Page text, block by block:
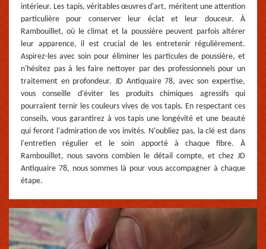
intérieur. Les tapis, véritables œuvres d'art, méritent une attention
particulière pour conserver leur éclat et leur douceur. À
Rambouillet, où le climat et la poussière peuvent parfois altérer
leur apparence, il est crucial de les entretenir régulièrement.
Aspirez-les avec soin pour éliminer les particules de poussière, et
n'hésitez pas à les faire nettoyer par des professionnels pour un
traitement en profondeur. JD Antiquaire 78, avec son expertise,
vous conseille d'éviter les produits chimiques agressifs qui
pourraient ternir les couleurs vives de vos tapis. En respectant ces
conseils, vous garantirez à vos tapis une longévité et une beauté
qui feront l'admiration de vos invités. N'oubliez pas, la clé est dans
l'entretien régulier et le soin apporté à chaque fibre. À
Rambouillet, nous savons combien le détail compte, et chez JD
Antiquaire 78, nous sommes là pour vous accompagner à chaque
étape.